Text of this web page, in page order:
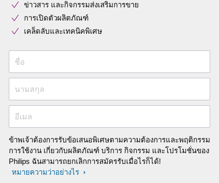
ข่าวสาร และกิจกรรมส่งเสริมการขาย
การเปิดตัวผลิตภัณฑ์
เคล็ดลับและเทคนิคพิเศษ
ชื่อ
นามสกุล
อีเมล
ข้าพเจ้าต้องการรับข้อเสนอพิเศษตามความต้องการและพฤติกรรม
การใช้งาน เกี่ยวกับผลิตภัณฑ์ บริการ กิจกรรม และโปรโมชั่นของ
Philips ฉันสามารถยกเลิกการสมัครรับเมื่อไรก็ได้!
หมายความว่าอย่างไร